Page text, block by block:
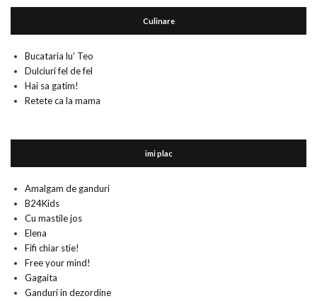
Culinare
Bucataria lu' Teo
Dulciuri fel de fel
Hai sa gatim!
Retete ca la mama
imi plac
Amalgam de ganduri
B24Kids
Cu mastile jos
Elena
Fifi chiar stie!
Free your mind!
Gagaita
Ganduri in dezordine